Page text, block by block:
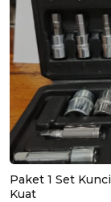
Paket 1 Set
Kuat